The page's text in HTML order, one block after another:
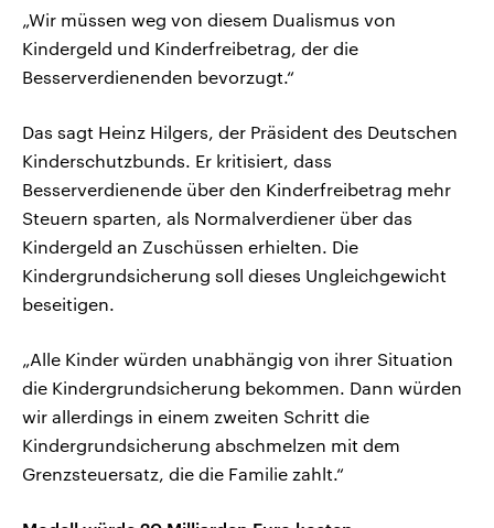
„Wir müssen weg von diesem Dualismus von
Kindergeld und Kinderfreibetrag, der die
Besserverdienenden bevorzugt.“
Das sagt Heinz Hilgers, der Präsident des Deutschen
Kinderschutzbunds. Er kritisiert, dass
Besserverdienende über den Kinderfreibetrag mehr
Steuern sparten, als Normalverdiener über das
Kindergeld an Zuschüssen erhielten. Die
Kindergrundsicherung soll dieses Ungleichgewicht
beseitigen.
„Alle Kinder würden unabhängig von ihrer Situation
die Kindergrundsicherung bekommen. Dann würden
wir allerdings in einem zweiten Schritt die
Kindergrundsicherung abschmelzen mit dem
Grenzsteuersatz, die die Familie zahlt.“